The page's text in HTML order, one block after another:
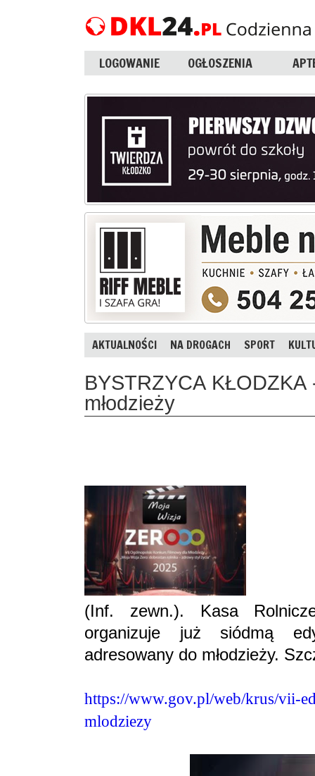
LOGOWANIE OGŁOSZENIA
AKTUALNOŚCI NA DROGACH SPORT
BYSTRZYCA
młodzieży
(Inf. zewn.). Kasa
organizuje już siódmą
adresowany do młodzieży.
https://www.gov.pl/web/krus/vii-
mlodziezy